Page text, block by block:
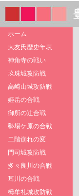
ホーム
大友氏歴史年表
神角寺の戦い
玖珠城攻防戦
高崎山城攻防戦
姫岳の合戦
御所の辻合戦
勢場ケ原の合戦
二階崩れの変
門司城攻防戦
多々良川の合戦
耳川の合戦
栂牟礼城攻防戦